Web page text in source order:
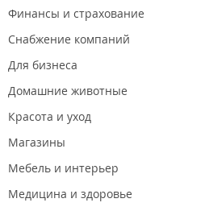
Финансы и страхование
Снабжение компаний
Для бизнеса
Домашние животные
Красота и уход
Магазины
Мебель и интерьер
Медицина и здоровье